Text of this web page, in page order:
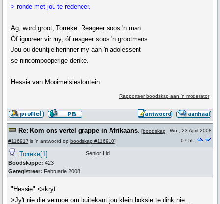
> ronde met jou te redeneer.
Ag, word groot, Torreke. Reageer soos 'n man.
Óf ignoreer vir my, óf reageer soos 'n grootmens.
Jou ou deuntjie herinner my aan 'n adolessent
se nincompooperige denke.
Hessie van Mooimeisiesfontein
Rapporteer boodskap aan 'n moderator
Re: Kom ons vertel grappe in Afrikaans. [boodskap
#116917 is 'n antwoord op boodskap #116910]
Wo., 23 April 2008
07:59
Torreke[1]
Boodskappe: 423
Geregistreer: Februarie 2008
Senior Lid
"Hessie" <skryf
>Jy't nie die vermoë om buitekant jou klein boksie te dink nie...